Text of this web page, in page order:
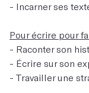
- Incarner ses
Pour écrire pour
- Raconter son
- Écrire sur son
- Travailler une